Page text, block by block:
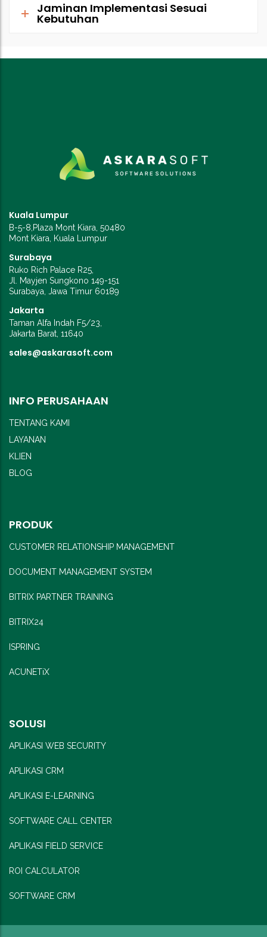
Jaminan Implementasi Sesuai
Kebutuhan
Kuala Lumpur
B-5-8,Plaza Mont Kiara, 50480
Mont Kiara, Kuala Lumpur
Surabaya
Ruko Rich Palace R25,
Jl. Mayjen Sungkono 149-151
Surabaya, Jawa Timur 60189
Jakarta
Taman Alfa Indah F5/23,
Jakarta Barat, 11640
sales@askarasoft.com
INFO PERUSAHAAN
TENTANG KAMI
LAYANAN
KLIEN
BLOG
PRODUK
CUSTOMER RELATIONSHIP MANAGEMENT
DOCUMENT MANAGEMENT SYSTEM
BITRIX PARTNER TRAINING
BITRIX24
ISPRING
ACUNETiX
SOLUSI
APLIKASI WEB SECURITY
APLIKASI CRM
APLIKASI E-LEARNING
SOFTWARE CALL CENTER
APLIKASI FIELD SERVICE
ROI CALCULATOR
SOFTWARE CRM